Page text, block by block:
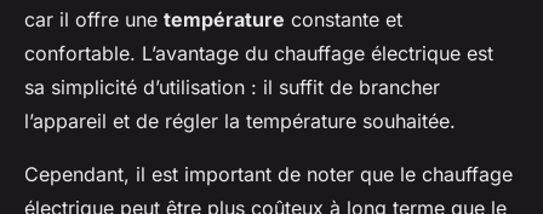
car il offre une température constante et
confortable. L’avantage du chauffage électrique est
sa simplicité d’utilisation : il suffit de brancher
l’appareil et de régler la température souhaitée.
Cependant, il est important de noter que le chauffage
électrique peut être plus coûteux à long terme que le